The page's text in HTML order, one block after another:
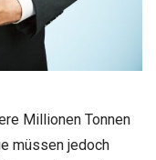
Millionen Tonnen
müssen jedoch